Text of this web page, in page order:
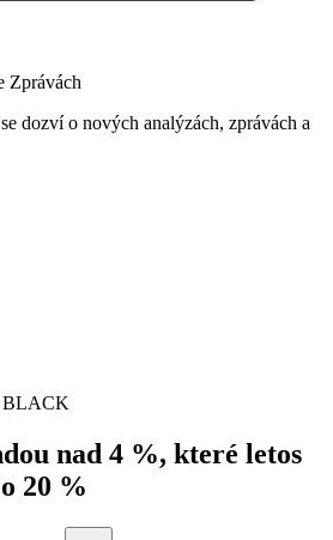
Zprávách
dozví o nových analýzách, zprávách a
BLACK
nad 4 %, které letos
20 %